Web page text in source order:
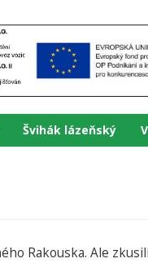
Švihák lázeňský
Rakouska. Ale